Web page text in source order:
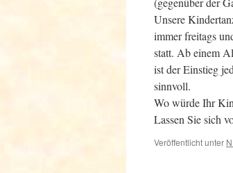
Unsere
immer freitags
statt. Ab einem
ist der Einstieg
sinnvoll.
Wo würde Ihr
Lassen Sie sich
Veröffentlicht unter